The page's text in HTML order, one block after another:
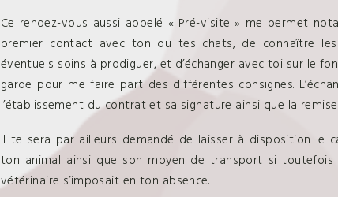
Ce rendez-vous aussi appelé « Pré-visite » me permet
premier contact avec ton ou tes chats, de connaître
éventuels soins à prodiguer, et d’échanger avec toi sur le
garde pour me faire part des différentes consignes.
l’établissement du contrat et sa signature ainsi que la
Il te sera par ailleurs demandé de laisser à disposition le
ton animal ainsi que son moyen de transport si toutefois
vétérinaire s’imposait en ton absence.